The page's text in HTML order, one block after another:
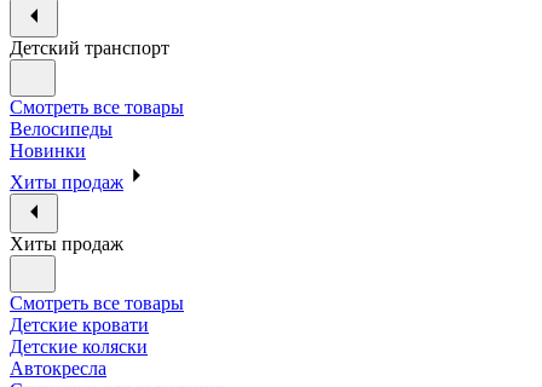
Детский транспорт
Смотреть все товары
Велосипеды
Новинки
Хиты продаж
Хиты продаж
Смотреть все товары
Детские кровати
Детские коляски
Автокресла